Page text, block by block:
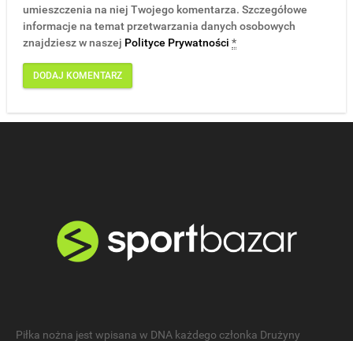
umieszczenia na niej Twojego komentarza. Szczegółowe
informacje na temat przetwarzania danych osobowych
znajdziesz w naszej Polityce Prywatności *
Piłka nożna jest wpisana w DNA każdego członka Drużyny